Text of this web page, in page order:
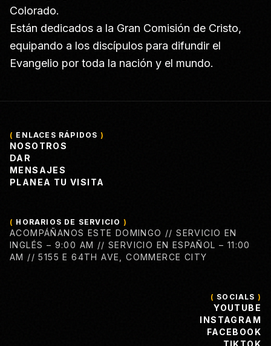
Colorado.
Están dedicados a la Gran Comisión de Cristo,
equipando a los discípulos para difundir el
Evangelio por toda la nación y el mundo.
( ENLACES RÁPIDOS )
NOSOTROS
DAR
MENSAJES
PLANEA TU VISITA
( HORARIOS DE SERVICIO )
ACOMPÁÑANOS ESTE DOMINGO // SERVICIO EN
INGLÉS – 9:00 AM // SERVICIO EN ESPAÑOL – 11:00
AM // 5155 E 64TH AVE, COMMERCE CITY
( SOCIALS )
YOUTUBE
INSTAGRAM
FACEBOOK
TIKTOK